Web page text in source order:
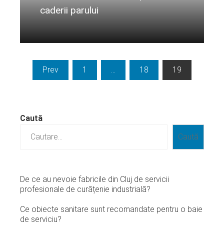
caderii parului
Paginație
Prev 1 18 19
Caută
Caută
De ce au nevoie fabricile din Cluj de servicii
profesionale de curățenie industrială?
Ce obiecte sanitare sunt recomandate pentru o baie
de serviciu?